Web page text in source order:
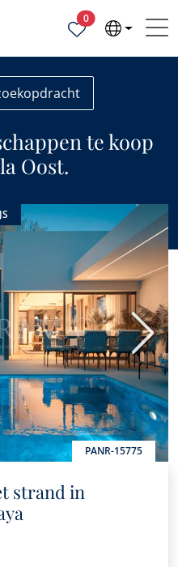
0Geselecteerde
te koop
Oost.
Marbella Oost Marbesa
PANR-15775
strand in